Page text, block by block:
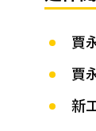
賈
賈
新